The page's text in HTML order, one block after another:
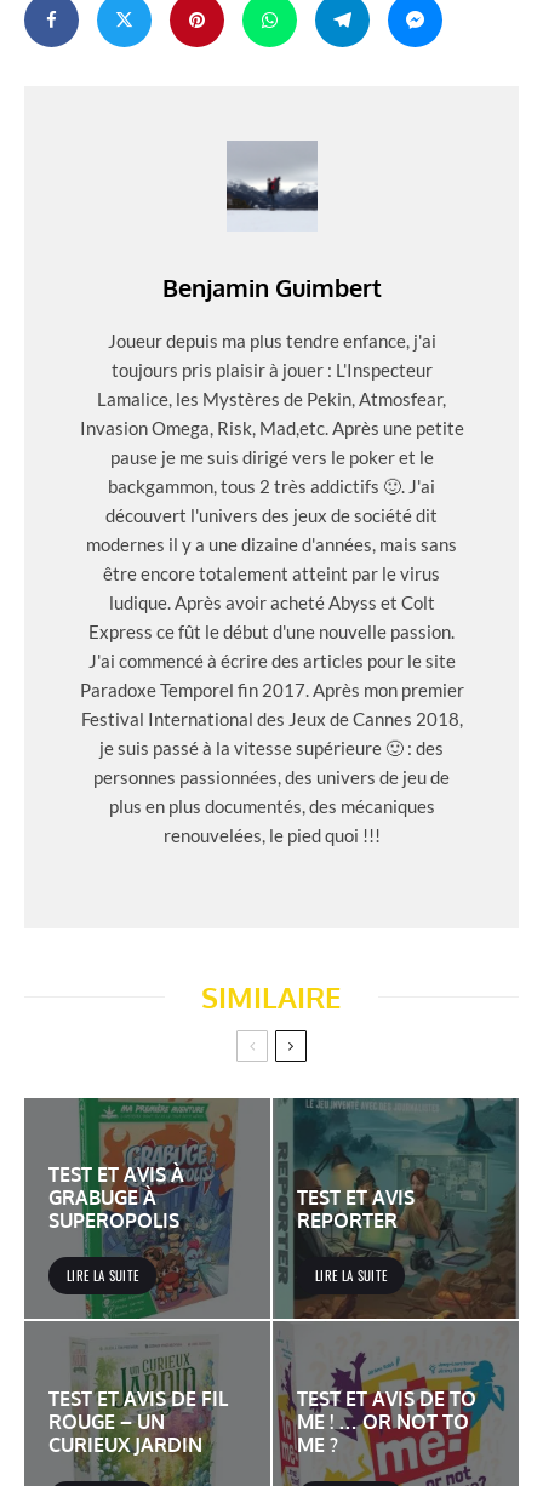
Benjamin Guimbert
Joueur depuis ma plus tendre enfance, j'ai
toujours pris plaisir à jouer : L'Inspecteur
Lamalice, les Mystères de Pekin, Atmosfear,
Invasion Omega, Risk, Mad,etc. Après une petite
pause je me suis dirigé vers le poker et le
backgammon, tous 2 très addictifs 🙂. J'ai
découvert l'univers des jeux de société dit
modernes il y a une dizaine d'années, mais sans
être encore totalement atteint par le virus
ludique. Après avoir acheté Abyss et Colt
Express ce fût le début d'une nouvelle passion.
J'ai commencé à écrire des articles pour le site
Paradoxe Temporel fin 2017. Après mon premier
Festival International des Jeux de Cannes 2018,
je suis passé à la vitesse supérieure 🙂 : des
personnes passionnées, des univers de jeu de
plus en plus documentés, des mécaniques
renouvelées, le pied quoi !!!
SIMILAIRE
TEST ET AVIS À
GRABUGE À
SUPEROPOLIS
LIRE LA SUITE
TEST ET AVIS
REPORTER
LIRE LA SUITE
TEST ET AVIS DE FIL
ROUGE – UN
CURIEUX JARDIN
TEST ET AVIS DE TO
ME ! … OR NOT TO
ME ?